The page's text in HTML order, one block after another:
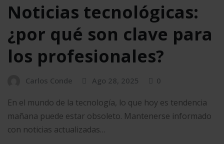
Noticias tecnológicas:
¿por qué son clave para
los profesionales?
Carlos Conde Ago 28, 2025 0
En el mundo de la tecnología, lo que hoy es tendencia
mañana puede estar obsoleto. Mantenerse informado
con noticias actualizadas…